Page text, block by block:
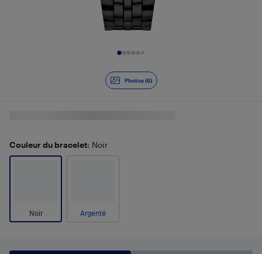
Photos (6)
Couleur du bracelet: Noir
Noir Argenté